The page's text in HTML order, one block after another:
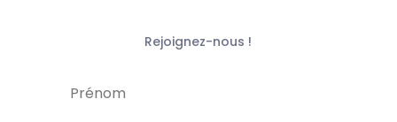
Rejoignez-nous !